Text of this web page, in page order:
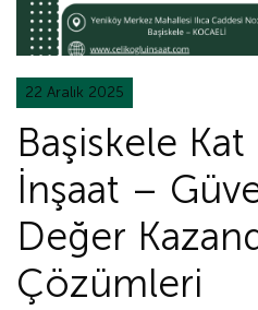
22 Aralık 2025
Başiskele Kat
İnşaat –
Değer
Çözümleri